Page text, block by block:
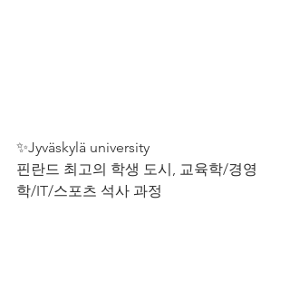
✨Jyväskylä university
핀란드 최고의 학생 도시, 교육학/경영
학/IT/스포츠 석사 과정